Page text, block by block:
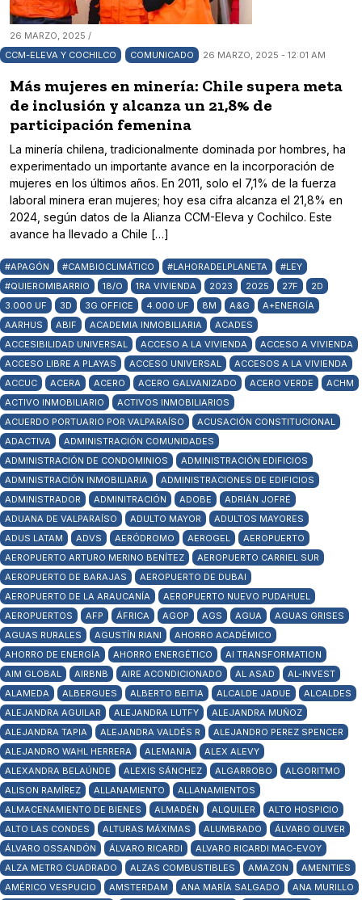
26 MARZO, 2025 /
CCM-ELEVA Y COCHILCO
COMUNICADO 26 MARZO, 2025 - 12:01 AM
Más mujeres en minería: Chile supera meta
de inclusión y alcanza un 21,8% de
participación femenina
La minería chilena, tradicionalmente dominada por hombres, ha
experimentado un importante avance en la incorporación de
mujeres en los últimos años. En 2011, solo el 7,1% de la fuerza
laboral minera eran mujeres; hoy esa cifra alcanza el 21,8% en
2024, según datos de la Alianza CCM-Eleva y Cochilco. Este
avance ha llevado a Chile […]
#APAGÓN #CAMBIOCLIMÁTICO #LAHORADELPLANETA
#LEY
#QUIEROMIBARRIO
18/O 1RA VIVIENDA 2023 2025 27F
2D
3.000 UF
3D 3G OFFICE 4.000 UF 8M A&G
A+ENERGÍA
AARHUS
ABIF ACADEMIA INMOBILIARIA
ACADES
ACCESIBILIDAD UNIVERSAL
ACCESO A LA VIVIENDA
ACCESO A VIVIENDA
ACCESO LIBRE A PLAYAS
ACCESO UNIVERSAL
ACCESOS A LA VIVIENDA
ACCUC
ACERA ACERO ACERO GALVANIZADO ACERO VERDE
ACHM
ACTIVO INMOBILIARIO
ACTIVOS INMOBILIARIOS
ACUERDO PORTUARIO POR VALPARAÍSO
ACUSACIÓN CONSTITUCIONAL
ADACTIVA
ADMINISTRACIÓN COMUNIDADES
ADMINISTRACIÓN DE CONDOMINIOS
ADMINISTRACIÓN EDIFICIOS
ADMINISTRACIÓN INMOBILIARIA
ADMINISTRACIONES DE EDIFICIOS
ADMINISTRADOR
ADMINITRACIÓN ADOBE
ADRIÁN JOFRÉ
ADUANA DE VALPARAÍSO
ADULTO MAYOR
ADULTOS MAYORES
ADUS LATAM
ADVS AERÓDROMO AEROGEL
AEROPUERTO
AEROPUERTO ARTURO MERINO BENÍTEZ
AEROPUERTO CARRIEL SUR
AEROPUERTO DE BARAJAS
AEROPUERTO DE DUBAI
AEROPUERTO DE LA ARAUCANÍA
AEROPUERTO NUEVO PUDAHUEL
AEROPUERTOS
AFP ÁFRICA AGOP AGS AGUA
AGUAS GRISES
AGUAS RURALES
AGUSTÍN RIANI
AHORRO ACADÉMICO
AHORRO DE ENERGÍA
AHORRO ENERGÉTICO
AI TRANSFORMATION
AIM GLOBAL
AIRBNB AIRE ACONDICIONADO AL ASAD
AL-INVEST
ALAMEDA
ALBERGUES ALBERTO BEITIA ALCALDE JADUE
ALCALDES
ALEJANDRA AGUILAR
ALEJANDRA LUTFY
ALEJANDRA MUÑOZ
ALEJANDRA TAPIA
ALEJANDRA VALDÉS R
ALEJANDRO PEREZ SPENCER
ALEJANDRO WAHL HERRERA
ALEMANIA
ALEX ALEVY
ALEXANDRA BELAÚNDE
ALEXIS SÁNCHEZ ALGARROBO
ALGORITMO
ALISON RAMÍREZ
ALLANAMIENTO
ALLANAMIENTOS
ALMACENAMIENTO DE BIENES
ALMADÉN ALQUILER
ALTO HOSPICIO
ALTO LAS CONDES
ALTURAS MÁXIMAS ALUMBRADO
ÁLVARO OLIVER
ÁLVARO OSSANDÓN
ÁLVARO RICARDI
ALVARO RICARDI MAC-EVOY
ALZA METRO CUADRADO
ALZAS COMBUSTIBLES AMAZON
AMENITIES
AMÉRICO VESPUCIO
AMSTERDAM ANA MARÍA SALGADO ANA MURILLO